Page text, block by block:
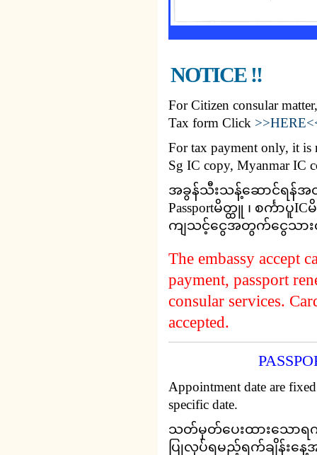
NOTICE !!
For Citizen consular
Tax form Click
For tax payment only, it is
Sg IC copy, Myanmar IC
အခွန်သီးသန့်ဆောင်ရန်
Passportမိတ္ထူ ၊ စင်္ကာ
ကျသင့်ငွေအတွက်ငွေသာ
The embassy accept
payment, passport
consular services.
accepted.
Appointment date are
specific date.
သတ်မှတ်ပေးထားသောရက်
ပြုလုပ်ရမည့်ရက်ချိန်းနေ့